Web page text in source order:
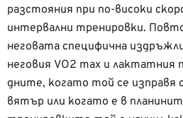
разстояния при по-високи
интервални тренировки.
неговата специфична
неговия VO2 max и лактатния
дните, когато той се изправя
вятър или когато е в